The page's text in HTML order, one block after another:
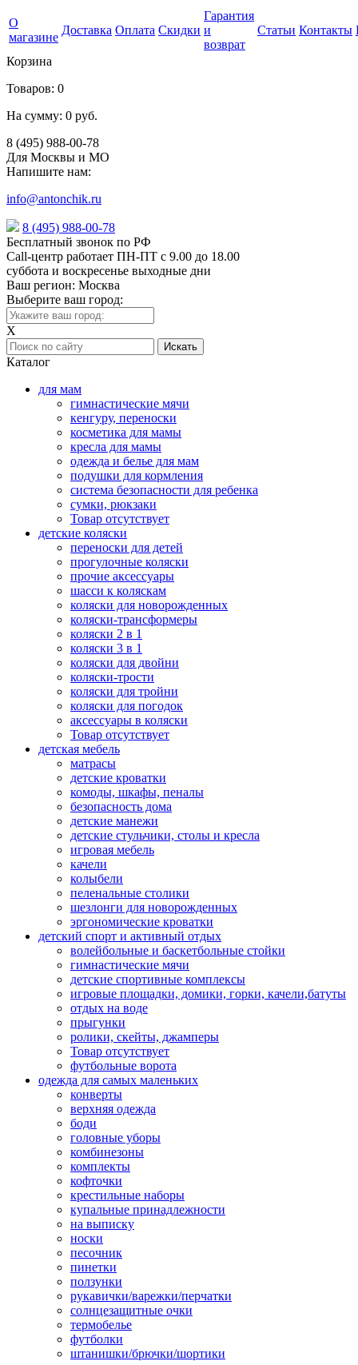
О
магазине
Доставка Оплата Скидки
Гарантия
и
возврат
Статьи Контакты
Корзина
Товаров: 0
На сумму: 0 руб.
8 (495) 988-00-78
Для Москвы и МО
Напишите нам:
info@antonchik.ru
8 (495) 988-00-78
Бесплатный звонок по РФ
Call-центр работает ПН-ПТ с 9.00 до 18.00
суббота и воскресенье выходные дни
Ваш регион: Москва
Выберите ваш город:
X
Каталог
для мам
гимнастические мячи
кенгуру, переноски
косметика для мамы
кресла для мамы
одежда и белье для мам
подушки для кормления
система безопасности для ребенка
сумки, рюкзаки
Товар отсутствует
детские коляски
переноски для детей
прогулочные коляски
прочие аксессуары
шасси к коляскам
коляски для новорожденных
коляски-трансформеры
коляски 2 в 1
коляски 3 в 1
коляски для двойни
коляски-трости
коляски для тройни
коляски для погодок
аксессуары в коляски
Товар отсутствует
детская мебель
матрасы
детские кроватки
комоды, шкафы, пеналы
безопасность дома
детские манежи
детские стульчики, столы и кресла
игровая мебель
качели
колыбели
пеленальные столики
шезлонги для новорожденных
эргономические кроватки
детский спорт и активный отдых
волейбольные и баскетбольные стойки
гимнастические мячи
детские спортивные комплексы
игровые площадки, домики, горки, качели,батуты
отдых на воде
прыгунки
ролики, скейты, джамперы
Товар отсутствует
футбольные ворота
одежда для самых маленьких
конверты
верхняя одежда
боди
головные уборы
комбинезоны
комплекты
кофточки
крестильные наборы
купальные принадлежности
на выписку
носки
песочник
пинетки
ползунки
рукавички/варежки/перчатки
солнцезащитные очки
термобелье
футболки
штанишки/брючки/шортики